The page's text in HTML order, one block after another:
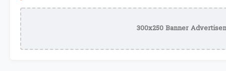
300x250 Banner